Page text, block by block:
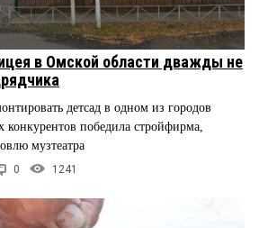
в Омской области дважды не
детсад в одном из городов
конкурентов победила стройфирма,
музтеатра
0 1241